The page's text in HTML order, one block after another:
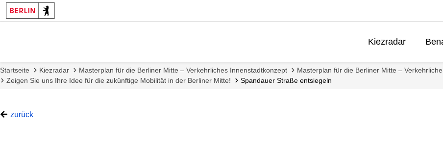
Kiezradar
Startseite Kiezradar Masterplan für die Berliner Mitte – Verkehrliches Innenstadtkonzept
Masterplan für die Berliner Mitte –
Zeigen Sie uns Ihre Idee für die zukünftige Mobilität in der Berliner Mitte!
Spandauer Straße entsiegeln
zurück